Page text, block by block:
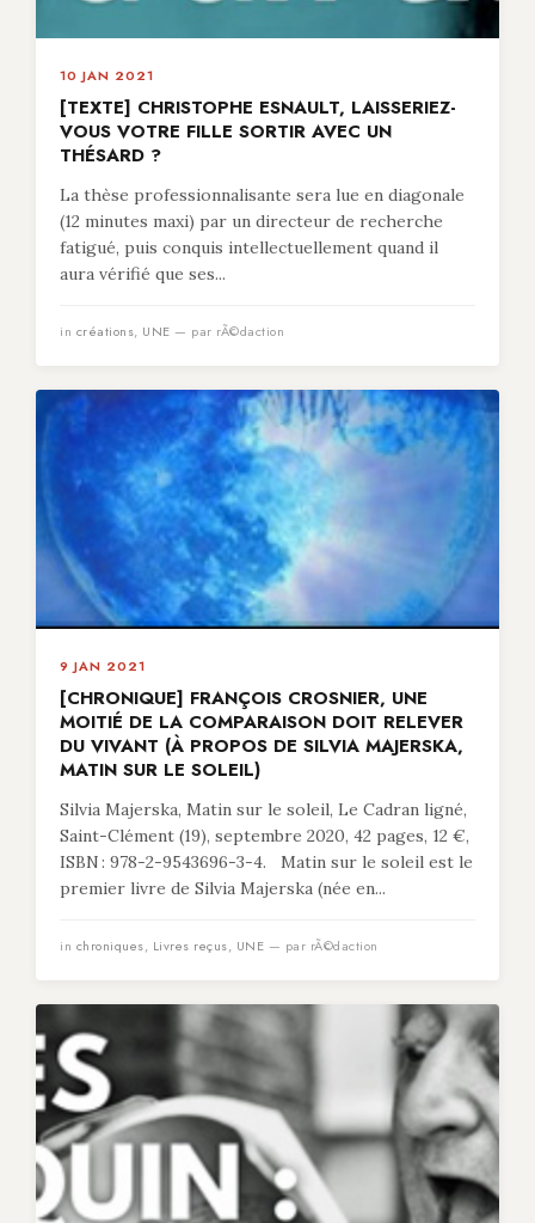
10 JAN 2021
[TEXTE] CHRISTOPHE ESNAULT, LAISSERIEZ-
VOUS VOTRE FILLE SORTIR AVEC UN
THÉSARD ?
La thèse professionnalisante sera lue en diagonale
(12 minutes maxi) par un directeur de recherche
fatigué, puis conquis intellectuellement quand il
aura vérifié que ses...
in créations, UNE — par rÃ©daction
9 JAN 2021
[CHRONIQUE] FRANÇOIS CROSNIER, UNE
MOITIÉ DE LA COMPARAISON DOIT RELEVER
DU VIVANT (À PROPOS DE SILVIA MAJERSKA,
MATIN SUR LE SOLEIL)
Silvia Majerska, Matin sur le soleil, Le Cadran ligné,
Saint-Clément (19), septembre 2020, 42 pages, 12 €,
ISBN : 978-2-9543696-3-4. Matin sur le soleil est le
premier livre de Silvia Majerska (née en...
in chroniques, Livres reçus, UNE — par rÃ©daction